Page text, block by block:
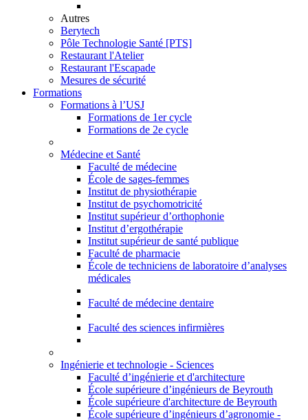
Autres
Berytech
Pôle Technologie Santé [PTS]
Restaurant l'Atelier
Restaurant l'Escapade
Mesures de sécurité
Formations
Formations à l’USJ
Formations de 1er cycle
Formations de 2e cycle
Médecine et Santé
Faculté de médecine
École de sages-femmes
Institut de physiothérapie
Institut de psychomotricité
Institut supérieur d’orthophonie
Institut d’ergothérapie
Institut supérieur de santé publique
Faculté de pharmacie
École de techniciens de laboratoire d’analyses
médicales
Faculté de médecine dentaire
Faculté des sciences infirmières
Ingénierie et technologie - Sciences
Faculté d’ingénierie et d'architecture
École supérieure d’ingénieurs de Beyrouth
École supérieure d'architecture de Beyrouth
École supérieure d’ingénieurs d’agronomie -